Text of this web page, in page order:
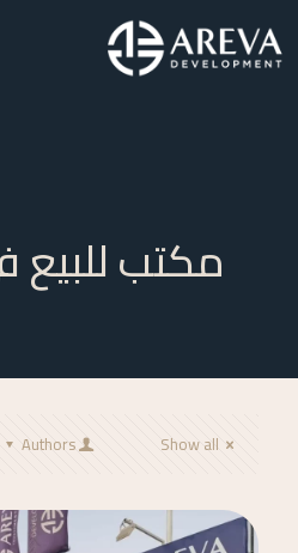
مكتب للبيع
Authors Show all